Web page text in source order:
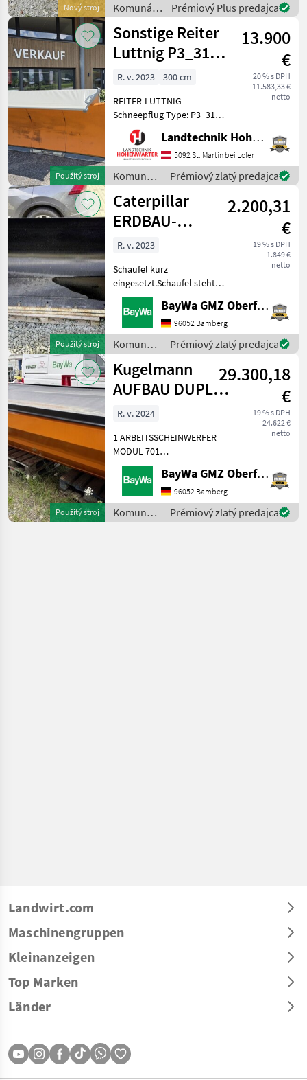
Nový stroj
Komunálne
stroje /
Berti
Prémiový Plus predajca
Použitý stroj
Sonstige Reiter
Luttnig P3_3103
(26120)
13.900
€
20 % s DPH
11.583,33 €
netto
R. v. 2023
300 cm
REITER-LUTTNIG
Schneepflug Type: P3_3101
Hochsteigender
Schneepflug mit 3
Pflugscharen. *Anbau 3
Punkt *Räumbreite: 2, 65 m
*3-scharige Ausführung *3,
10 m Pflugbreite
Landtechnik Hohenwarter GmbH
5092 St. Martin bei Lofer
Komunálne
stroje /
Sonstige
Prémiový zlatý predajca
Použitý stroj
Caterpillar
ERDBAU-
SCHAUFEL 1,1
M³, 2.060
2.200,31
€
19 % s DPH
1.849 €
netto
R. v. 2023
Schaufel kurz
eingesetzt.Schaufel steht
am Standort Neuensalz.
Komunálne stroje Ostatné
komunálne náradia
BayWa GMZ Oberfranken
96052 Bamberg
Komunálne
stroje /
Caterpillar
Prémiový zlatý predajca
Použitý stroj
Kugelmann
AUFBAU DUPLEX
3,2 M³
29.300,18
€
19 % s DPH
24.622 €
netto
R. v. 2024
1 ARBEITSSCHEINWERFER
MODUL 701
AUFSTIEGSLEITER A
DUPLEX VA1 ELEKTRISCHE
STREUBILDVERSTELLUNG
(ESB)1 ELEKTRISCHE
STREUKONTROLLE (ESK)1
BayWa GMZ Oberfranken
96052 Bamberg
Komunálne
stroje /
Prémiový zlatý predajca
Landwirt.com
Maschinengruppen
Kleinanzeigen
Top Marken
Länder